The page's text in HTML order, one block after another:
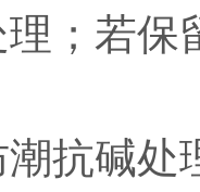
；若保
抗碱处